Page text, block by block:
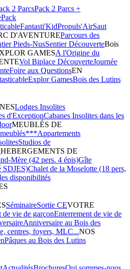
2 ParcsPack 2 Parcs +
Pack
Fantasti'KidPropuls'AirSaut
D'AVENTUREParcours des
Pieds-NusSentier DécouverteBois
GAMESA l'Origine du
Vol Biplace DécouverteJournée
Foire aux QuestionsEN
Explor GamesBois des Lutins
Lodges Insolites
d'ExceptionCabanes Insolites dans les
MEUBLÉS DE
Appartements
Studios de
HEBERGEMENTS DE
Mère (42 pers. 4 épis)Gîte
SDJES)Chalet de la Moselotte (18 pers,
disponibilités
SéminaireSortie CEVOTRE
de vie de garçonEnterrement de vie de
Anniversaire au Bois des
centres, foyers, MLC...NOS
Pâques au Bois des Lutins